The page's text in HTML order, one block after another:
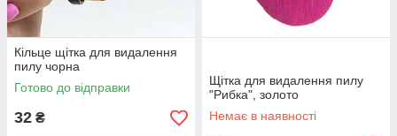
Кільце щітка для видалення
пилу чорна
Готово до відправки
32 ₴
Щітка для видалення пилу
"Рибка", золото
Немає в наявності